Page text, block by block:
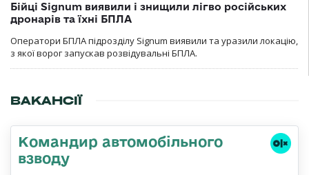
Бійці Signum виявили і знищили лігво російських
дронарів та їхні БПЛА
Оператори БПЛА підрозділу Signum виявили та уразили локацію,
з якої ворог запускав розвідувальні БПЛА.
ВАКАНСІЇ
Командир автомобільного
взводу